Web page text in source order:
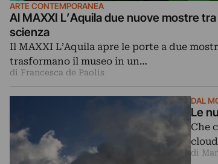
ARTE CONTEMPORANEA
Al MAXXI L’Aquila due nuove mostre
scienza
Il MAXXI L’Aquila apre le porte a due
trasformano il museo in un…
di Francesca de Paolis
DAL
Le
Che
di